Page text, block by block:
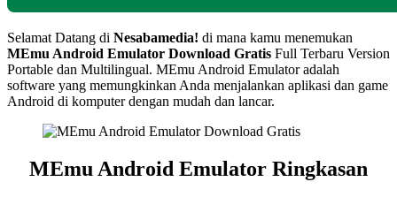
Selamat Datang di Nesabamedia! di mana kamu menemukan
MEmu Android Emulator Download Gratis Full Terbaru Version
Portable dan Multilingual. MEmu Android Emulator adalah
software yang memungkinkan Anda menjalankan aplikasi dan game
Android di komputer dengan mudah dan lancar.
MEmu Android Emulator Ringkasan